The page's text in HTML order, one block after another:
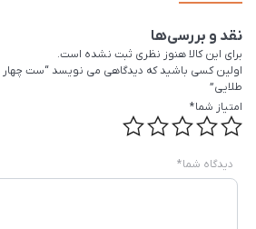
نقد و بررسی‌ها
برای این کالا هنوز نظری ثبت نشده است.
اولین کسی باشید که دیدگاهی می نویسد “ست چهار
طلایی”
امتیاز شما*
دیدگاه شما*